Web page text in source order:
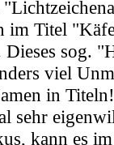
im Titel
sog.
viel
in
sehr
kann es